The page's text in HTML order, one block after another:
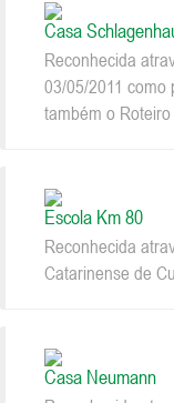
Casa
Reconhecida
03/05/2011 como
também o
Escola Km 80
Reconhecida
Catarinense de
Casa Neumann